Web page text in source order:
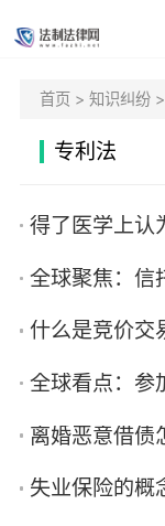
首页> 知识纠纷>
专利法